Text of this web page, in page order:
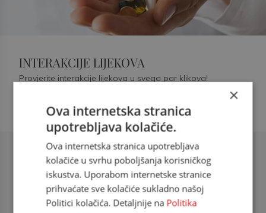
Šećerna bolest tip 2 = kardiovaskularna
doc. dr. sc. Višnja Kokić Maleš,
dr.med., specijalististica
INTERAKCIJE LIJEKOVA
Provjerite interakcije lijekova u svega par klikova!
×
Ova internetska stranica
upotrebljava kolačiće.
Ova internetska stranica upotrebljava
kolačiće u svrhu poboljšanja korisničkog
iskustva. Uporabom internetske stranice
prihvaćate sve kolačiće sukladno našoj
Politici kolačića. Detaljnije na Politika